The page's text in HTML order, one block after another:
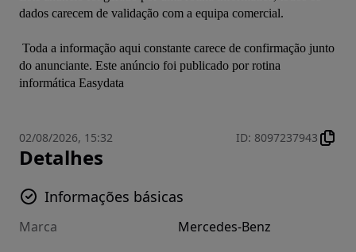
dados carecem de validação com a equipa comercial.
do anunciante. Este anúncio foi publicado por rotina
informática Easydata
02/08/2026, 15:32 ID: 8097237943
Detalhes
Informações básicas
Marca Mercedes-Benz